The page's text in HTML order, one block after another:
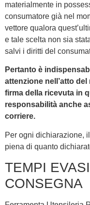
materialmente in
consumatore già nel
vettore qualora
e tale scelta non sia
salvi i diritti del
Pertanto è
attenzione nell’atto
firma della ricevuta in
responsabilità anche
corriere.
Per ogni dichiarazione,
piena di quanto
TEMPI
CONSEGNA